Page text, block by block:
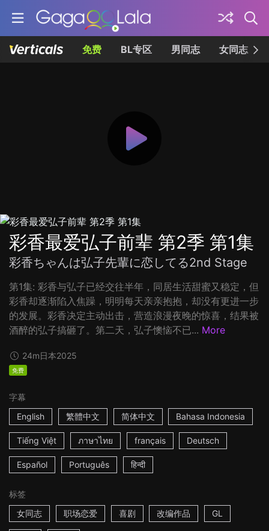
免费 BL专区 男同志 女同志
彩香最爱弘子前辈 第2季 第1集
彩香ちゃんは弘子先輩に恋してる2nd Stage
第1集: 彩香与弘子已经交往半年，同居生活甜蜜又稳定，但
彩香却逐渐陷入焦躁，明明每天亲亲抱抱，却没有更进一步
的发展。彩香决定主动出击，营造浪漫夜晚的惊喜，结果被
酒醉的弘子搞砸了。第二天，弘子懊恼不已... More
24m日本2025
免费
字幕
English
繁體中文 简体中文 Bahasa Indonesia
Tiếng Việt ภาษาไทย français Deutsch
Español Português हिन्दी
标签
女同志
职场恋爱 喜剧 改编作品 GL